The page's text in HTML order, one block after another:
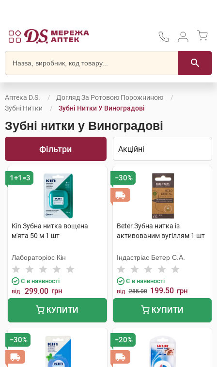
Аптека D.S.
Догляд За Ротовою Порожниною
Зубні Нитки
Зубні Нитки У Виноградові
Зубні нитки у Виноградові
Фільтри
1+1=3
Kin Зубна нитка вощена
м'ята 50 м 1 шт
Лабораторіос Кін
Є в наявності
від 299.00 грн
КУПИТИ
−30%
Beter Зубна нитка із
активованим вугіллям 1 шт
Індастріас Бетер С.А.
Є в наявності
від 285.00 199.50 грн
КУПИТИ
−30% −20%